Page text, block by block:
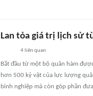
Lan tỏa giá trị lịch sử
4 liên quan
Bắt đầu từ một bộ quân hàm
hơn 500 kỷ vật của lực lượng
binh nghiệp mà còn góp phần